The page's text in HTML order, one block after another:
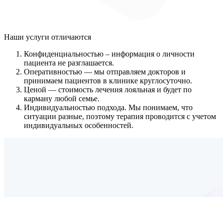
Наши услуги отличаются
Конфиденциальностью – информация о личности
пациента не разглашается.
Оперативностью — мы отправляем докторов и
принимаем пациентов в клинике круглосуточно.
Ценой — стоимость лечения лояльная и будет по
карману любой семье.
Индивидуальностью подхода. Мы понимаем, что
ситуации разные, поэтому терапия проводится с учетом
индивидуальных особенностей.